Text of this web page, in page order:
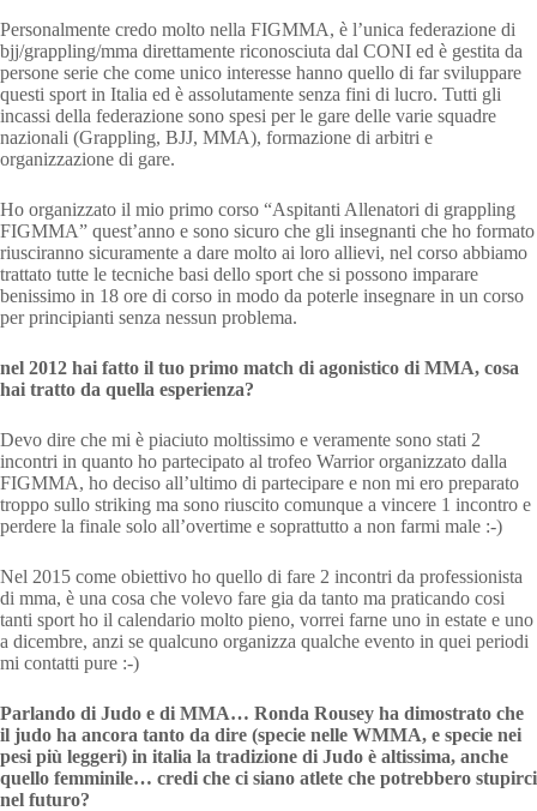
Personalmente credo molto nella FIGMMA, è l’unica federazione di
bjj/grappling/mma direttamente riconosciuta dal CONI ed è gestita da
persone serie che come unico interesse hanno quello di far sviluppare
questi sport in Italia ed è assolutamente senza fini di lucro. Tutti gli
incassi della federazione sono spesi per le gare delle varie squadre
nazionali (Grappling, BJJ, MMA), formazione di arbitri e
organizzazione di gare.
Ho organizzato il mio primo corso “Aspitanti Allenatori di grappling
FIGMMA” quest’anno e sono sicuro che gli insegnanti che ho formato
riusciranno sicuramente a dare molto ai loro allievi, nel corso abbiamo
trattato tutte le tecniche basi dello sport che si possono imparare
benissimo in 18 ore di corso in modo da poterle insegnare in un corso
per principianti senza nessun problema.
nel 2012 hai fatto il tuo primo match di agonistico di MMA, cosa
hai tratto da quella esperienza?
Devo dire che mi è piaciuto moltissimo e veramente sono stati 2
incontri in quanto ho partecipato al trofeo Warrior organizzato dalla
FIGMMA, ho deciso all’ultimo di partecipare e non mi ero preparato
troppo sullo striking ma sono riuscito comunque a vincere 1 incontro e
perdere la finale solo all’overtime e soprattutto a non farmi male :-)
Nel 2015 come obiettivo ho quello di fare 2 incontri da professionista
di mma, è una cosa che volevo fare gia da tanto ma praticando cosi
tanti sport ho il calendario molto pieno, vorrei farne uno in estate e uno
a dicembre, anzi se qualcuno organizza qualche evento in quei periodi
mi contatti pure :-)
Parlando di Judo e di MMA… Ronda Rousey ha dimostrato che
il judo ha ancora tanto da dire (specie nelle WMMA, e specie nei
pesi più leggeri) in italia la tradizione di Judo è altissima, anche
quello femminile… credi che ci siano atlete che potrebbero stupirci
nel futuro?